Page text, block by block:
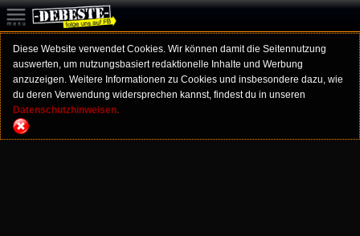
Diese Website verwendet Cookies. Wir können damit die Seitennutzung
auswerten, um nutzungsbasiert redaktionelle Inhalte und Werbung
anzuzeigen. Weitere Informationen zu Cookies und insbesondere dazu, wie
du deren Verwendung widersprechen kannst, findest du in unseren
Datenschutzhinweisen.